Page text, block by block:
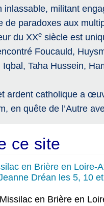
inlassable, militant
paradoxes aux
du XXesiècle est
Foucauld,
Taha Hussein,
ardent catholique a
en quête de l’Autre
ce site
en Brière en
Dréan les 5, 10
en Brière en